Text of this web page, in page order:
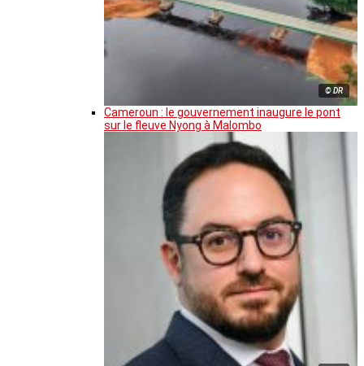
© DR
Cameroun : le gouvernement inaugure le pont
sur le fleuve Nyong à Malombo